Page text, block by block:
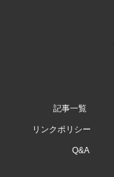
記事一覧
リンクポリシー
Q&A